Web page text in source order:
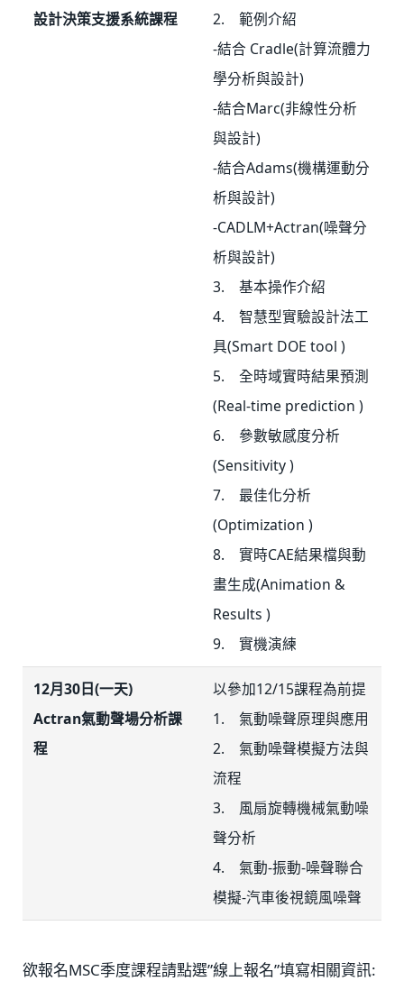
設計決策支援系統課程
2. 範例介紹
-結合 Cradle(計算流體力
學分析與設計)
-結合Marc(非線性分析
與設計)
-結合Adams(機構運動分
析與設計)
-CADLM+Actran(噪聲分
析與設計)
3. 基本操作介紹
4. 智慧型實驗設計法工
具(Smart DOE tool )
5. 全時域實時結果預測
(Real-time prediction )
6. 參數敏感度分析
(Sensitivity )
7. 最佳化分析
(Optimization )
8. 實時CAE結果檔與動
畫生成(Animation &
Results )
9. 實機演練
12月30日(一天)
Actran氣動聲場分析課
程
以參加12/15課程為前提
1. 氣動噪聲原理與應用
2. 氣動噪聲模擬方法與
流程
3. 風扇旋轉機械氣動噪
聲分析
4. 氣動-振動-噪聲聯合
模擬-汽車後視鏡風噪聲
欲報名MSC季度課程請點選”線上報名”填寫相關資訊: